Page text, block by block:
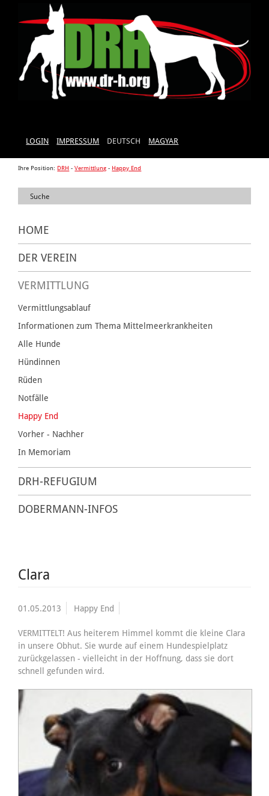
LOGIN IMPRESSUM DEUTSCH MAGYAR
Ihre Position: DRH -Vermittlung - Happy End
HOME
DER VEREIN
VERMITTLUNG
Vermittlungsablauf
Informationen zum Thema Mittelmeerkrankheiten
Alle Hunde
Hündinnen
Rüden
Notfälle
Happy End
Vorher - Nachher
In Memoriam
DRH-REFUGIUM
DOBERMANN-INFOS
Clara
01.05.2013 Happy End
VERMITTELT! Aus heiterem Himmel kommt die kleine Clara
in unsere Obhut. Sie wurde auf einem Hundespielplatz
zurückgelassen - vielleicht in der Hoffnung, dass sie dort
schnell gefunden wird.